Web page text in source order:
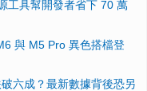
工具幫開發者省下 70 萬
與 M5 Pro 異色搭檔登
六成？最新數據背後恐另